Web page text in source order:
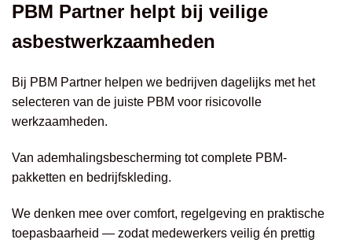
PBM Partner helpt bij veilige
asbestwerkzaamheden
Bij PBM Partner helpen we bedrijven dagelijks met het
selecteren van de juiste PBM voor risicovolle
werkzaamheden.
Van ademhalingsbescherming tot complete PBM-
pakketten en bedrijfskleding.
We denken mee over comfort, regelgeving en praktische
toepasbaarheid — zodat medewerkers veilig én prettig